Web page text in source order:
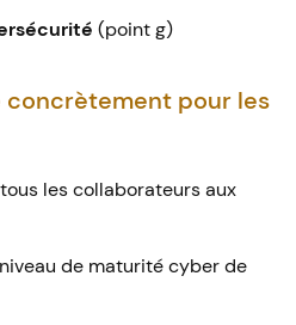
(point g)
concrètement pour les
tous les collaborateurs aux
de maturité cyber de